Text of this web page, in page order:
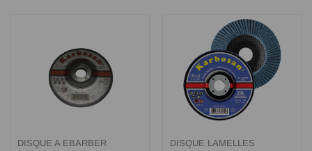
DISQUE A EBARBER
DISQUE LAMELLES